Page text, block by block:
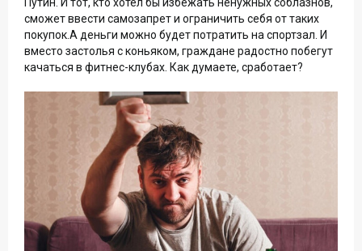
Путин. И тот, кто хотел бы избежать ненужных соблазнов,
сможет ввести самозапрет и ограничить себя от таких
покупок.А деньги можно будет потратить на спортзал. И
вместо застолья с коньяком, граждане радостно побегут
качаться в фитнес-клубах. Как думаете, сработает?